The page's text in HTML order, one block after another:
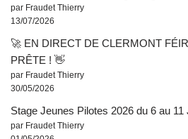
par Fraudet Thierry
13/07/2026
🚀 EN DIRECT DE CLERMONT
PRÊTE ! 👋
par Fraudet Thierry
30/05/2026
Stage Jeunes Pilotes 2026 du 6 au 11
par Fraudet Thierry